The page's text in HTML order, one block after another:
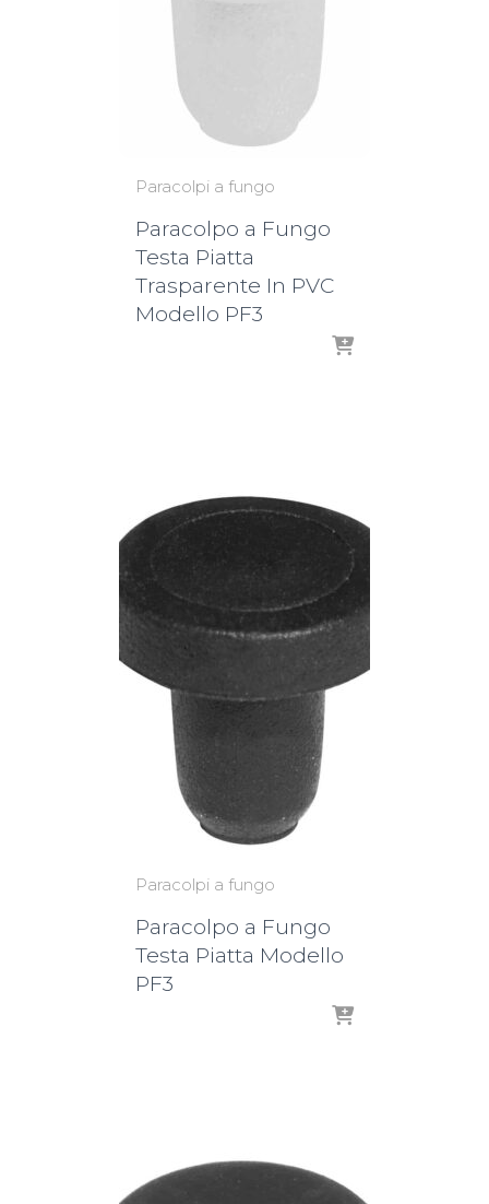
Paracolpi a fungo
Paracolpo a Fungo
Testa Piatta
Trasparente In PVC
Modello PF3
Paracolpi a fungo
Paracolpo a Fungo
Testa Piatta Modello
PF3